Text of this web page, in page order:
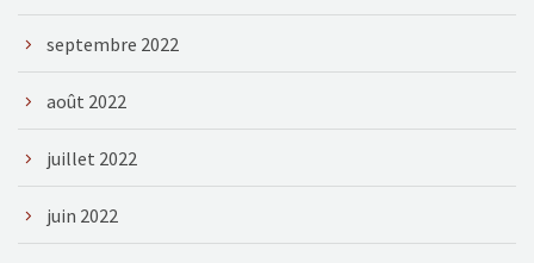
septembre 2022
août 2022
juillet 2022
juin 2022